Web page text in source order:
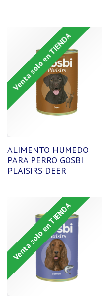
Venta solo en TIENDA
ALIMENTO HUMEDO
PARA PERRO GOSBI
PLAISIRS DEER
Venta solo en TIENDA